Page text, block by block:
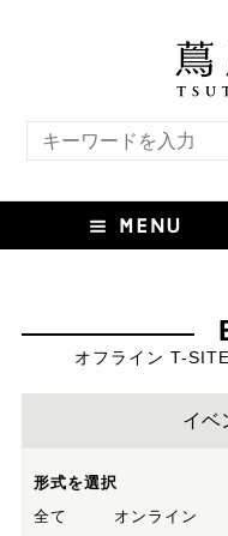
オフライン T-
イベ
形式を選択
全て
オンライン